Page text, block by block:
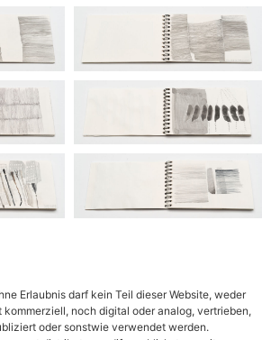
Erlaubnis darf kein Teil dieser Website, weder
noch digital oder analog, vertrieben,
oder sonstwie verwendet werden.